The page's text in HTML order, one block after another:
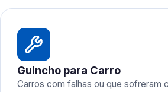
Guincho para Carro
Carros com falhas ou que sofreram